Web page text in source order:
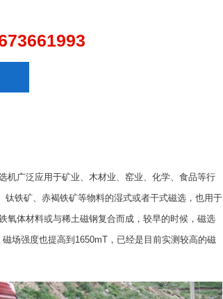
机广泛应用于矿业、木材业、窑业、化学、食品等行
铁矿、赤褐铁矿等物料的湿式或者干式磁选，也用于
氧体材料或与稀土磁钢复合而成，较早的时候，磁选
场强度也提高到1650mT，已经是目前实测较高的磁